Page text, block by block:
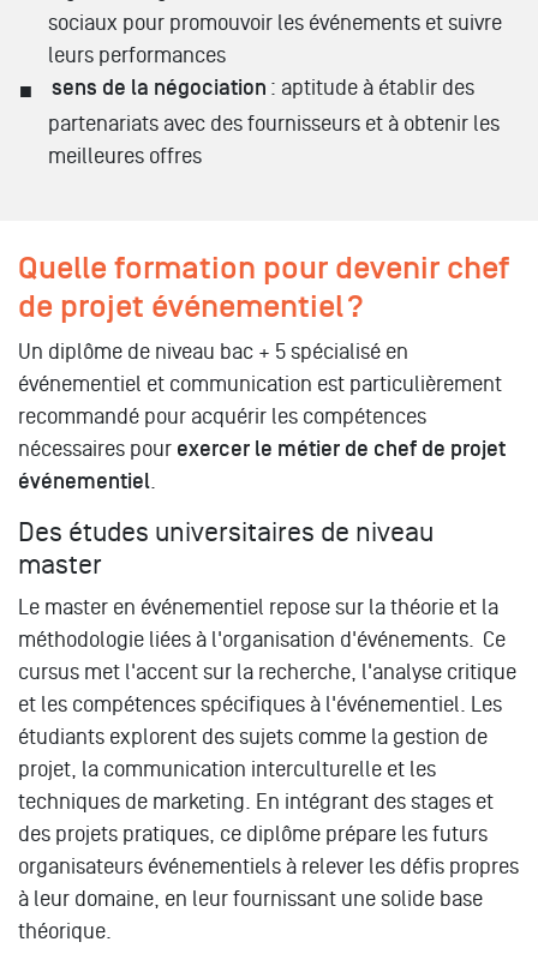
sociaux pour promouvoir les événements et suivre
leurs performances
sens de la négociation : aptitude à établir des
partenariats avec des fournisseurs et à obtenir les
meilleures offres
Quelle formation pour devenir chef
de projet événementiel ?
Un diplôme de niveau bac + 5 spécialisé en
événementiel et communication est particulièrement
recommandé pour acquérir les compétences
nécessaires pour exercer le métier de chef de projet
événementiel.
Des études universitaires de niveau
master
Le master en événementiel repose sur la théorie et la
méthodologie liées à l'organisation d'événements. Ce
cursus met l'accent sur la recherche, l'analyse critique
et les compétences spécifiques à l'événementiel. Les
étudiants explorent des sujets comme la gestion de
projet, la communication interculturelle et les
techniques de marketing. En intégrant des stages et
des projets pratiques, ce diplôme prépare les futurs
organisateurs événementiels à relever les défis propres
à leur domaine, en leur fournissant une solide base
théorique.